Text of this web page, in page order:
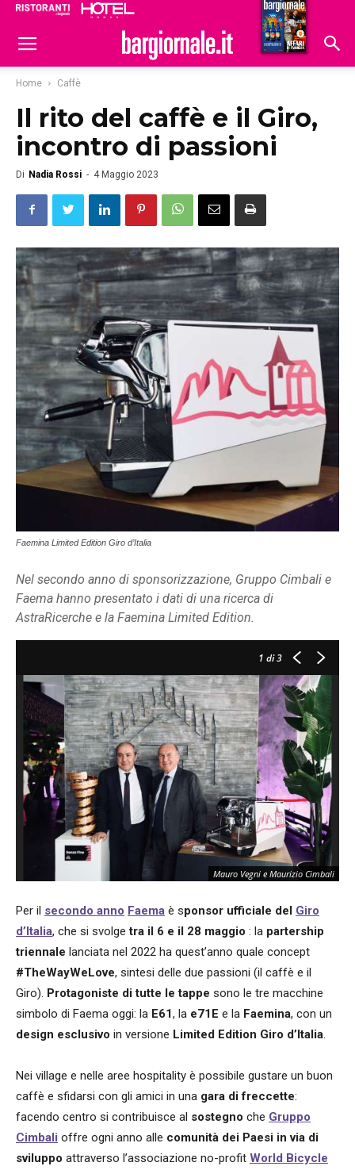
Hoteldomani
Home Caffè
Il rito del caffè e il Giro,
incontro di passioni
Di Nadia Rossi - 4 Maggio 2023
Faemina Limited Edition Giro d’Italia
Nel secondo anno di sponsorizzazione, Gruppo Cimbali e
Faema hanno presentato i dati di una ricerca di
AstraRicerche e la Faemina Limited Edition.
1 di 3
Mauro Vegni e Maurizio Cimbali
Per il secondo anno Faema è sponsor ufficiale del Giro
d’Italia, che si svolgetra il 6 e il 28 maggio : la partership
triennale lanciata nel 2022 ha quest’anno quale concept
#TheWayWeLove, sintesi delle due passioni (il caffè e il
Giro). Protagoniste di tutte le tappe sono le tre macchine
simbolo di Faema oggi: la E61, la e71E e la Faemina, con un
design esclusivo in versione Limited Edition Giro d’Italia.
Nei village e nelle aree hospitality è possibile gustare un buon
caffè e sfidarsi con gli amici in una gara di freccette:
facendo centro si contribuisce al sostegno che Gruppo
Cimbali offre ogni anno alle comunità dei Paesi in via di
sviluppo attraverso l’associazione no-profit World Bicycle